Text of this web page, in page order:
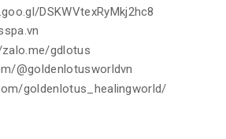
DSKWVtexRyMkj2hc8
gdlotus
@goldenlotusworldvn
goldenlotus_healingworld/